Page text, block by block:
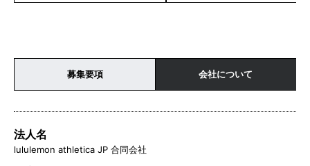
募集要項 会社について
法人名
lululemon athletica JP 合同会社